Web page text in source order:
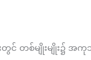
င် တစ်မျိုးမျိုး၌ အကု